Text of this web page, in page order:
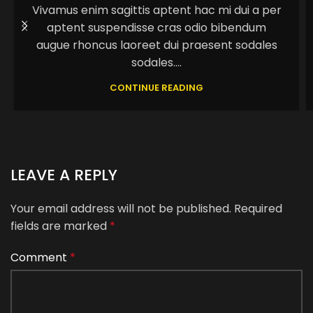
Vivamus enim sagittis aptent hac mi dui a per
aptent suspendisse cras odio bibendum
augue rhoncus laoreet dui praesent sodales
sodales....
CONTINUE READING
LEAVE A REPLY
Your email address will not be published. Required
fields are marked *
Comment *